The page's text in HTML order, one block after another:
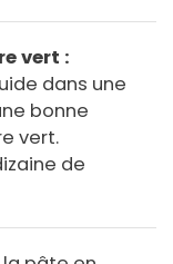
vert :
dans une
bonne
vert.
de